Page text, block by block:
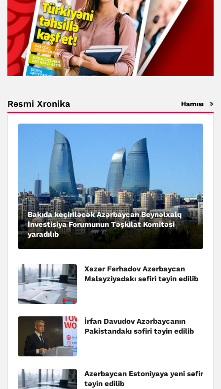
Rəsmi Xronika Hamısı
Bakıda keçiriləcək Azərbaycan Beynəlxalq
İnvestisiya Forumunun Təşkilat Komitəsi
yaradılıb
Xəzər Fərhadov Azərbaycan
Malayziyadakı səfiri təyin edilib
İrfan Davudov Azərbaycanın
Pakistandakı səfiri təyin edilib
Azərbaycan Estoniyaya yeni səfir
təyin edilib